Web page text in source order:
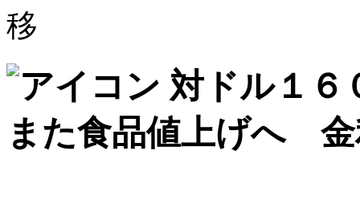
移
対ドル１
また食品値上げへ 金